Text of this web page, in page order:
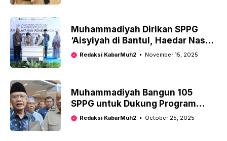
Muhammadiyah Dirikan SPPG
‘Aisyiyah di Bantul, Haedar Nashir
Ungkap Tiga Alasan Kuat
Redaksi KabarMuh2 November 15, 2025
Muhammadiyah Bangun 105
SPPG untuk Dukung Program
Makan Bergizi Gratis
Redaksi KabarMuh2 October 25, 2025